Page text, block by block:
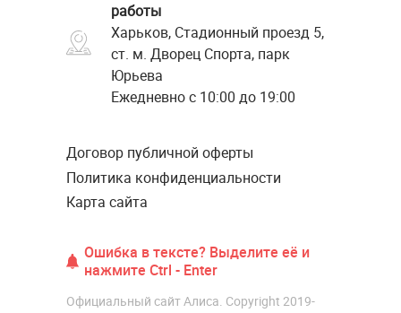
работы
Харьков, Стадионный проезд 5,
ст. м. Дворец Спорта, парк
Юрьева
Ежедневно с 10:00 до 19:00
Договор публичной оферты
Политика конфиденциальности
Карта сайта
Ошибка в тексте? Выделите её и
нажмите Ctrl - Enter
Официальный сайт Алиса. Copyright 2019-